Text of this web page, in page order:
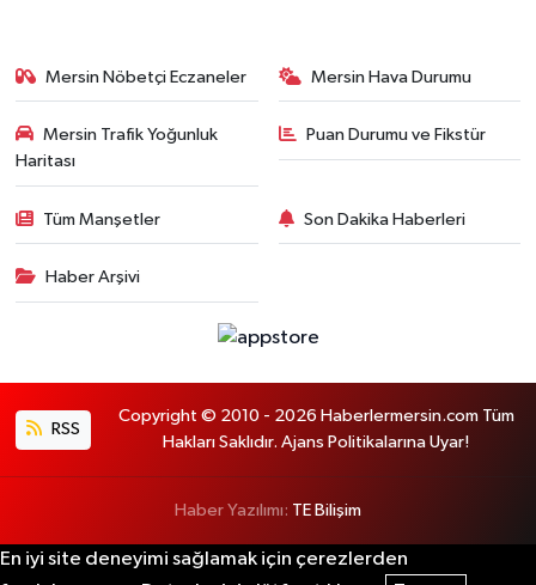
Mersin Nöbetçi Eczaneler Mersin Hava Durumu
Mersin Trafik Yoğunluk
Haritası
Puan Durumu ve Fikstür
Tüm Manşetler Son Dakika Haberleri
Haber Arşivi
RSS
Copyright © 2010 - 2026 Haberlermersin.com Tüm
Hakları Saklıdır. Ajans Politikalarına Uyar!
Haber Yazılımı: TE Bilişim
En iyi site deneyimi sağlamak için çerezlerden